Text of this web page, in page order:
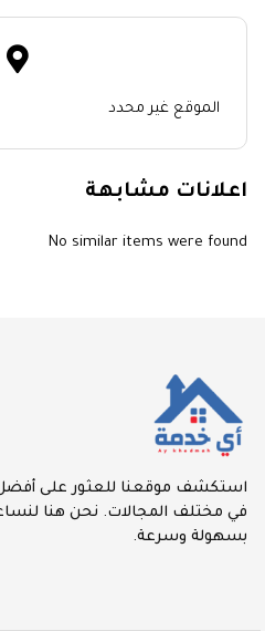
الموقع غير محدد
اعلانات مشابهة
No similar items were found
استكشف موقعنا للعثور على
في مختلف المجالات. نحن هنا
بسهولة وسرعة.